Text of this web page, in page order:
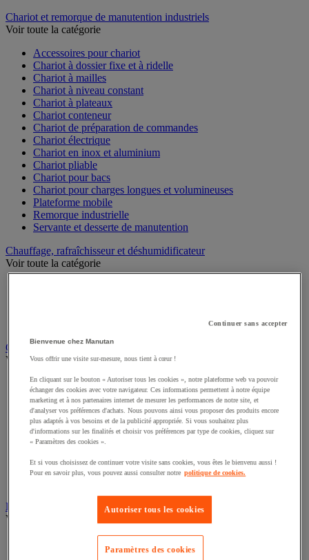
Chariot et remorque de manutention industriels
Voir toute la catégorie
Accessoires pour chariot
Chariot à dossier fixe et à ridelle
Chariot à mailles
Chariot à niveau constant
Chariot à plateaux
Chariot conteneur
Chariot de préparation de commandes
Chariot électrique
Chariot en inox et aluminium
Chariot pliable
Chariot pour bacs
Chariot pour charges longues et volumineuses
Plateforme mobile
Remorque industrielle
Servante et desserte de manutention
Chauffage, rafraîchisseur et déshumidificateur
Voir toute la catégorie
Convoyeur
Voir toute la catégorie
Accessoires pour convoyeur
Bille de manutention
Convoyeur à rouleaux
Convoyeur extensible et mobile
Convoyeur motorisé à bande
Convoyeur pour palettes
Rail et barrette de manutention
Rouleau de manutention et galet pour convoyeur
Diable
Voir toute la catégorie
Continuer sans accepter
Bienvenue chez Manutan
Vous offrir une visite sur-mesure, nous tient à cœur !
En cliquant sur le bouton « Autoriser tous les cookies », notre plateforme web va pouvoir
échanger des cookies avec votre navigateur. Ces informations permettent à notre équipe
marketing et à nos partenaires internet de mesurer les performances de notre site, et
d'analyser vos préférences d'achats. Nous pouvons ainsi vous proposer des produits encore
plus adaptés à vos besoins et de la publicité appropriée. Si vous souhaitez plus
d'informations sur les finalités et choisir vos préférences par type de cookies, cliquez sur
« Paramètres des cookies ».
Et si vous choisissez de continuer votre visite sans cookies, vous êtes le bienvenu aussi !
Pour en savoir plus, vous pouvez aussi consulter notre politique de cookies.
Autoriser tous les cookies
Paramètres des cookies